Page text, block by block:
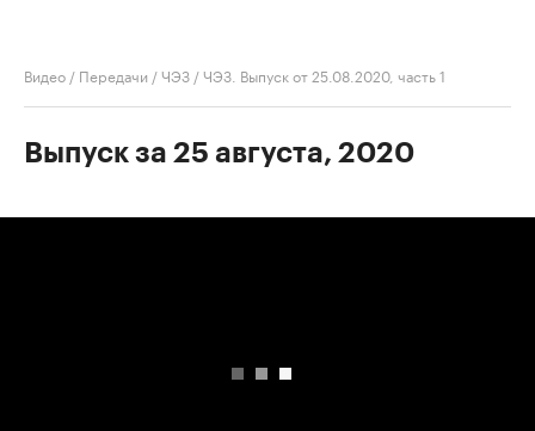
Видео / Передачи /ЧЭЗ /ЧЭЗ. Выпуск от 25.08.2020, часть 1
Выпуск за 25 августа, 2020